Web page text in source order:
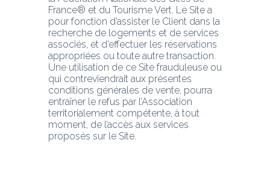
France® et du Tourisme Vert. Le Site a
pour fonction d’assister le Client dans la
recherche de logements et de services
associés, et d’effectuer les réservations
appropriées ou toute autre transaction.
Une utilisation de ce Site frauduleuse ou
qui contreviendrait aux présentes
conditions générales de vente, pourra
entraîner le refus par l’Association
territorialement compétente, à tout
moment, de l’accès aux services
proposés sur le Site.